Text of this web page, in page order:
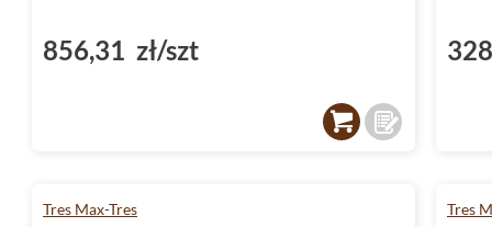
856,31 zł/szt
Tres Max-Tres Tres